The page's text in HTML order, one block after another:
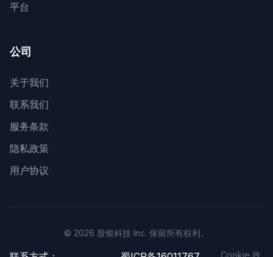
平台
公司
关于我们
联系我们
服务条款
隐私政策
用户协议
© 2026 股银科技 Inc. 保留所有权利。
Cookie 政